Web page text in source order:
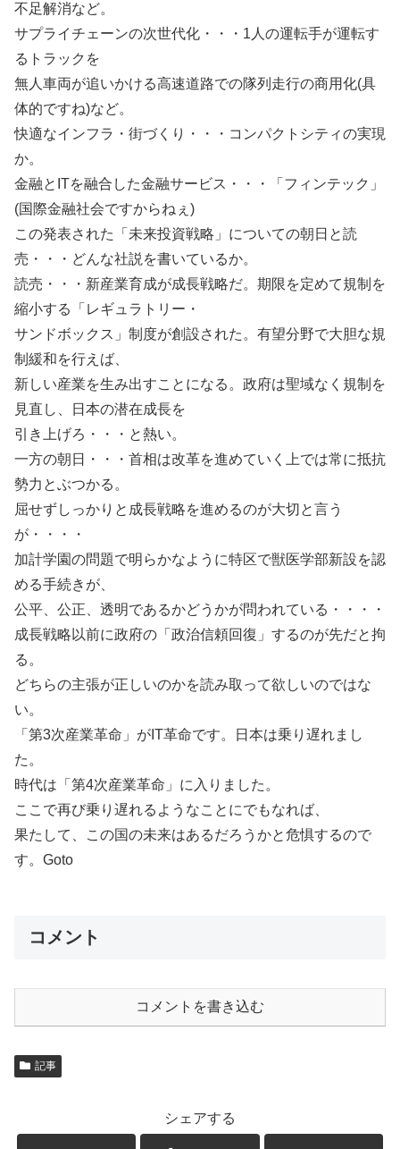
不足解消など。
サプライチェーンの次世代化・・・1人の運転手が運転す
るトラックを
無人車両が追いかける高速道路での隊列走行の商用化(具
体的ですね)など。
快適なインフラ・街づくり・・・コンパクトシティの実現
か。
金融とITを融合した金融サービス・・・「フィンテック」
(国際金融社会ですからねぇ)
この発表された「未来投資戦略」についての朝日と読
売・・・どんな社説を書いているか。
読売・・・新産業育成が成長戦略だ。期限を定めて規制を
縮小する「レギュラトリー・
サンドボックス」制度が創設された。有望分野で大胆な規
制緩和を行えば、
新しい産業を生み出すことになる。政府は聖域なく規制を
見直し、日本の潜在成長を
引き上げろ・・・と熱い。
一方の朝日・・・首相は改革を進めていく上では常に抵抗
勢力とぶつかる。
屈せずしっかりと成長戦略を進めるのが大切と言う
が・・・・
加計学園の問題で明らかなように特区で獣医学部新設を認
める手続きが、
公平、公正、透明であるかどうかが問われている・・・・
成長戦略以前に政府の「政治信頼回復」するのが先だと拘
る。
どちらの主張が正しいのかを読み取って欲しいのではな
い。
「第3次産業革命」がIT革命です。日本は乗り遅れまし
た。
時代は「第4次産業革命」に入りました。
ここで再び乗り遅れるようなことにでもなれば、
果たして、この国の未来はあるだろうかと危惧するので
す。Goto
コメント
コメントを書き込む
記事
シェアする